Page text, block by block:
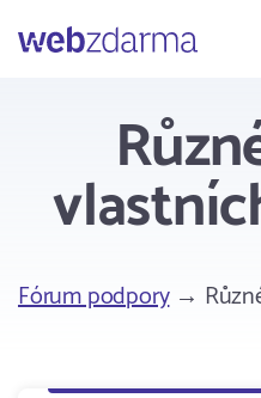
Webzdarma
Fórum podpory→